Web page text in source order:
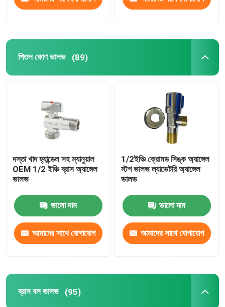
পিতল কোণ ভালভ (89)
দস্তা খাদ হ্যান্ডেল সহ ম্যানুয়াল
OEM 1/2 ইঞ্চি ব্রাস অ্যাঙ্গেল
ভালভ
ভালো দাম
আমাদের সাথে যোগাযোগ
1/2ইঞ্চি ক্রোমড সিঙ্ক অ্যাঙ্গেল
স্টপ ভালভ ল্যাভেটরি অ্যাঙ্গেল
ভালভ
ভালো দাম
আমাদের সাথে যোগাযোগ
ব্রাস বল ভালভ (95)